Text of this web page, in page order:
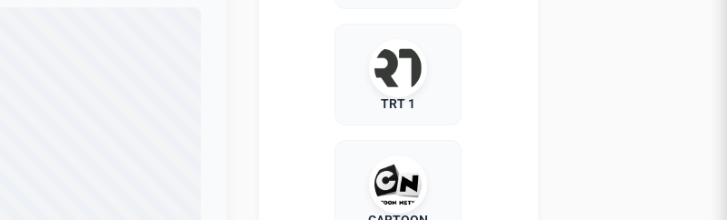
TRT 1